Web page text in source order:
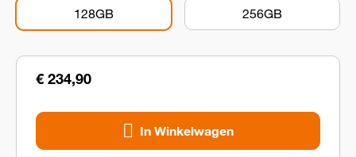
€ 234,90
In Winkelwagen
128GB 256GB